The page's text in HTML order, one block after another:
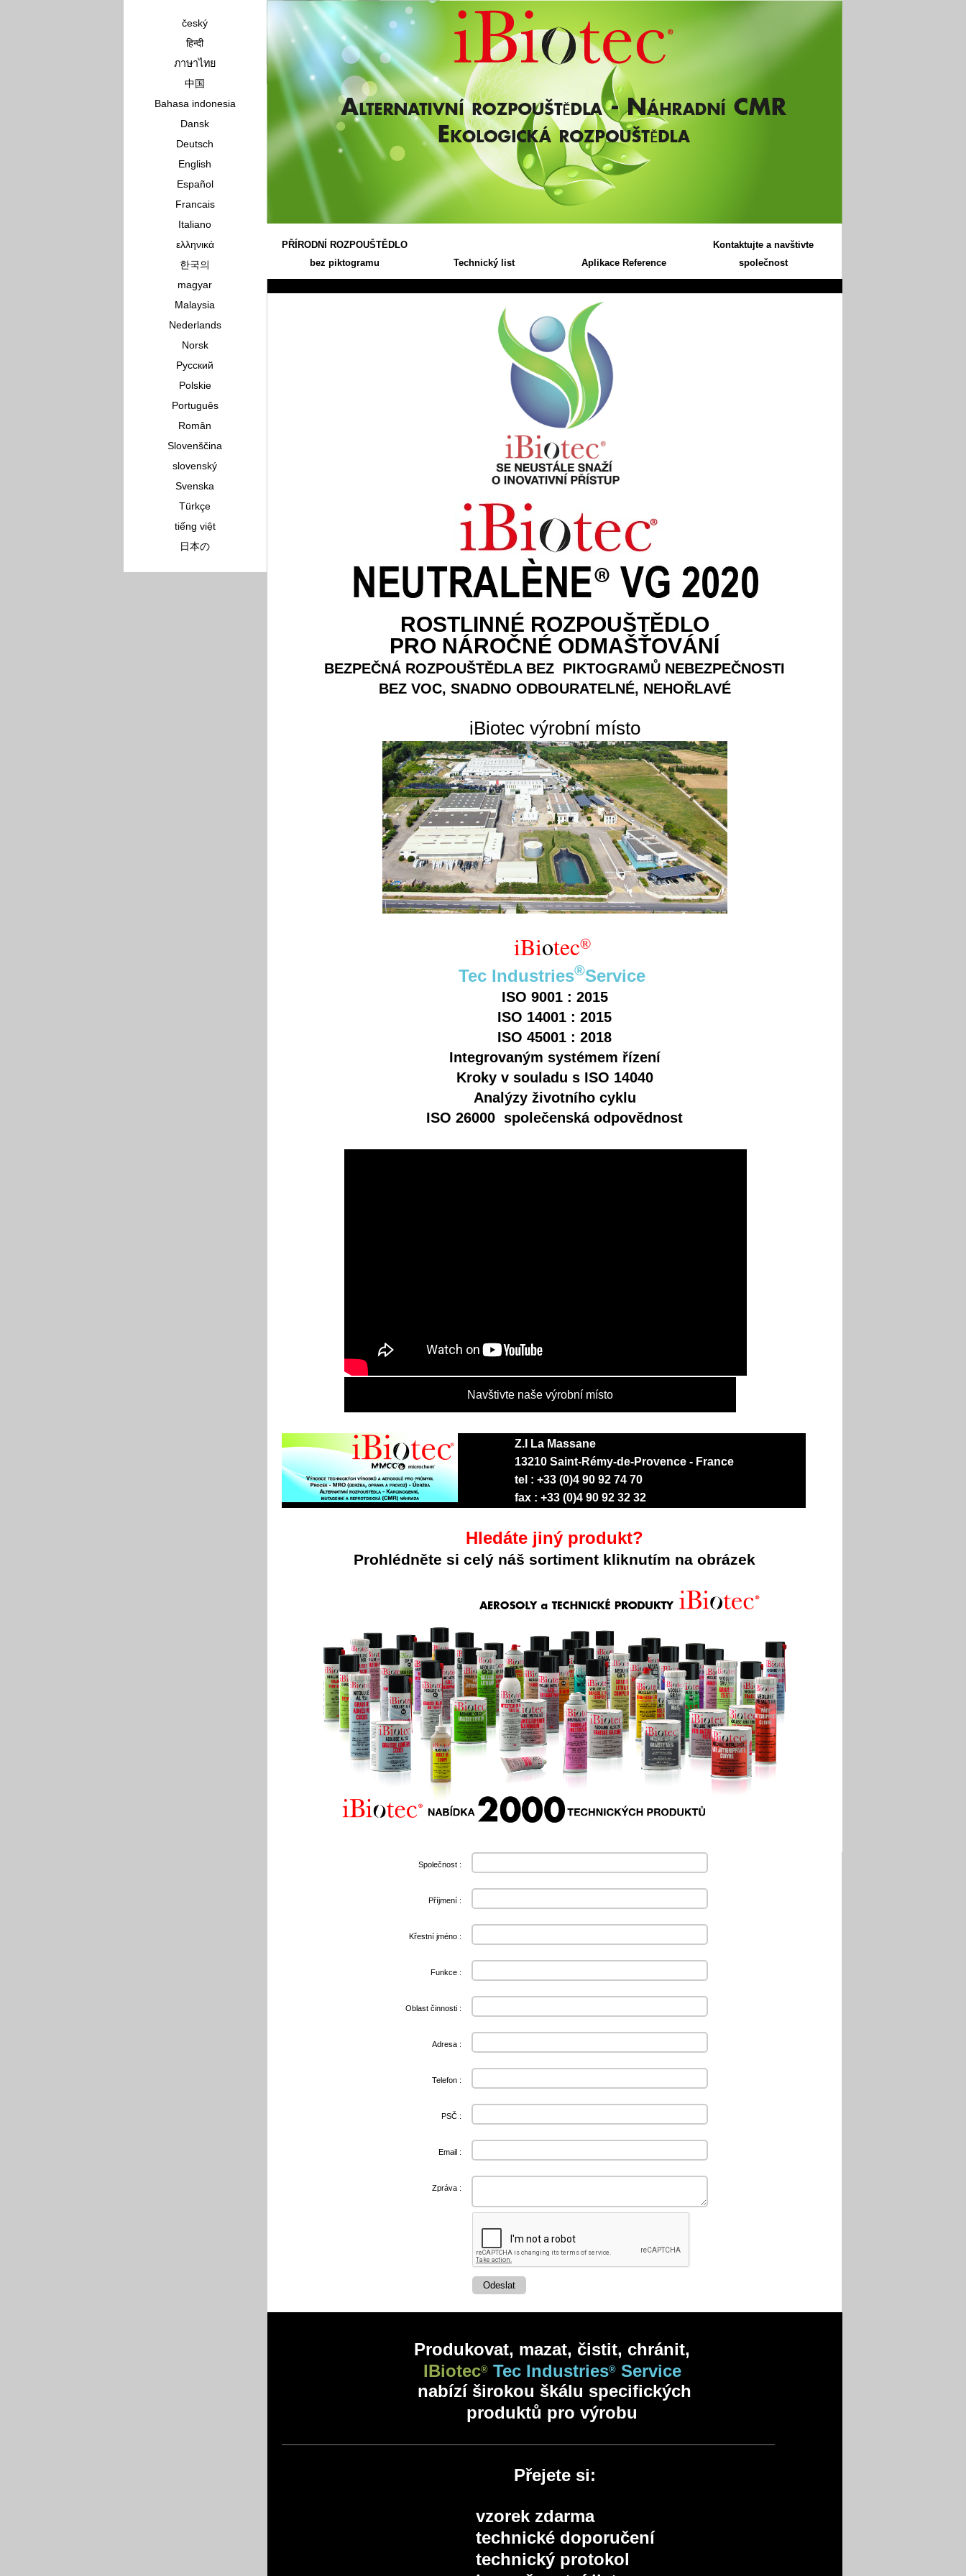
český
हिन्दी
ภาษาไทย
中国
Bahasa indonesia
Dansk
Deutsch
English
Español
Francais
Italiano
ελληνικά
한국의
magyar
Malaysia
Nederlands
Norsk
Pусский
Polskie
Português
Român
Slovenščina
slovenský
Svenska
Türkçe
tiếng việt
日本の
PŘÍRODNÍ ROZPOUŠTĚDLO
bez piktogramu
Technický list Aplikace Reference
Kontaktujte a navštivte
společnost
ROSTLINNÉ ROZPOUŠTĚDLO
PRO NÁROČNÉ ODMAŠŤOVÁNÍ
BEZPEČNÁ ROZPOUŠTĚDLA BEZ PIKTOGRAMŮ NEBEZPEČNOSTI
BEZ VOC, SNADNO ODBOURATELNÉ, NEHOŘLAVÉ
iBiotec výrobní místo
iBiotec®
Tec Industries®Service
ISO 9001 : 2015
ISO 14001 : 2015
ISO 45001 : 2018
Integrovaným systémem řízení
Kroky v souladu s ISO 14040
Analýzy životního cyklu
ISO 26000 společenská odpovědnost
Navštivte naše výrobní místo
Z.I La Massane
13210 Saint-Rémy-de-Provence - France
tel : +33 (0)4 90 92 74 70
fax : +33 (0)4 90 92 32 32
Hledáte jiný produkt?
Prohlédněte si celý náš sortiment kliknutím na obrázek
Společnost :
Příjmení :
Křestní jméno :
Funkce :
Oblast činnosti :
Adresa :
Telefon :
PSČ :
Email :
Zpráva :
Produkovat, mazat, čistit, chránit,
IBiotec®Tec Industries®Service
nabízí širokou škálu specifických
produktů pro výrobu
Přejete si:
vzorek zdarma
technické doporučení
technický protokol